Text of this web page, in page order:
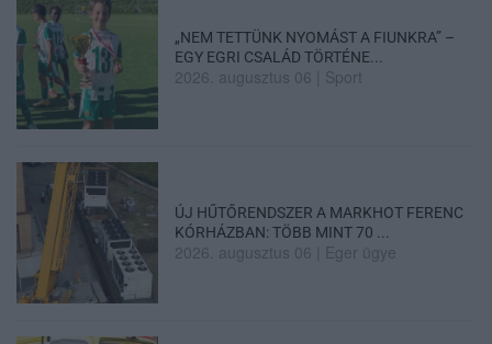
„NEM TETTÜNK NYOMÁST A FIUNKRA” –
EGY EGRI CSALÁD TÖRTÉNE...
2026. augusztus 06 Sport
ÚJ HŰTŐRENDSZER A MARKHOT FERENC
KÓRHÁZBAN: TÖBB MINT 70 ...
2026. augusztus 06 Eger ügye